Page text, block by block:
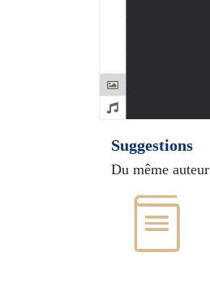
Suggestions
Du même auteur